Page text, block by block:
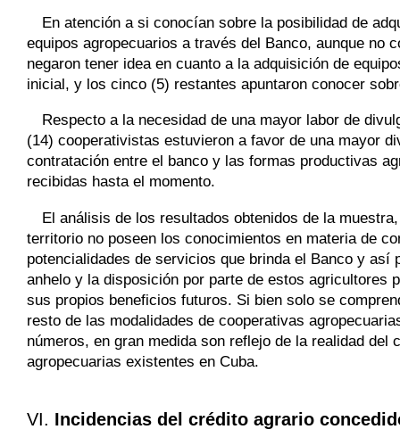
En atención a si conocían sobre la posibilidad de
equipos agropecuarios a través del Banco, aunque no
negaron tener idea en cuanto a la adquisición de
inicial, y los cinco (5) restantes apuntaron conocer
Respecto a la necesidad de una mayor labor de
(14) cooperativistas estuvieron a favor de una mayor
contratación entre el banco y las formas productivas
recibidas hasta el momento.
El análisis de los resultados obtenidos de la
territorio no poseen los conocimientos en materia de
potencialidades de servicios que brinda el Banco y
anhelo y la disposición por parte de estos agricultores
sus propios beneficios futuros. Si bien solo se
resto de las modalidades de cooperativas
números, en gran medida son reflejo de la realidad
agropecuarias existentes en Cuba.
VI. Incidencias del crédito agrario